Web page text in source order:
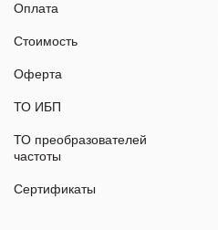
Оплата
Стоимость
Оферта
ТО ИБП
ТО преобразователей
частоты
Сертификаты